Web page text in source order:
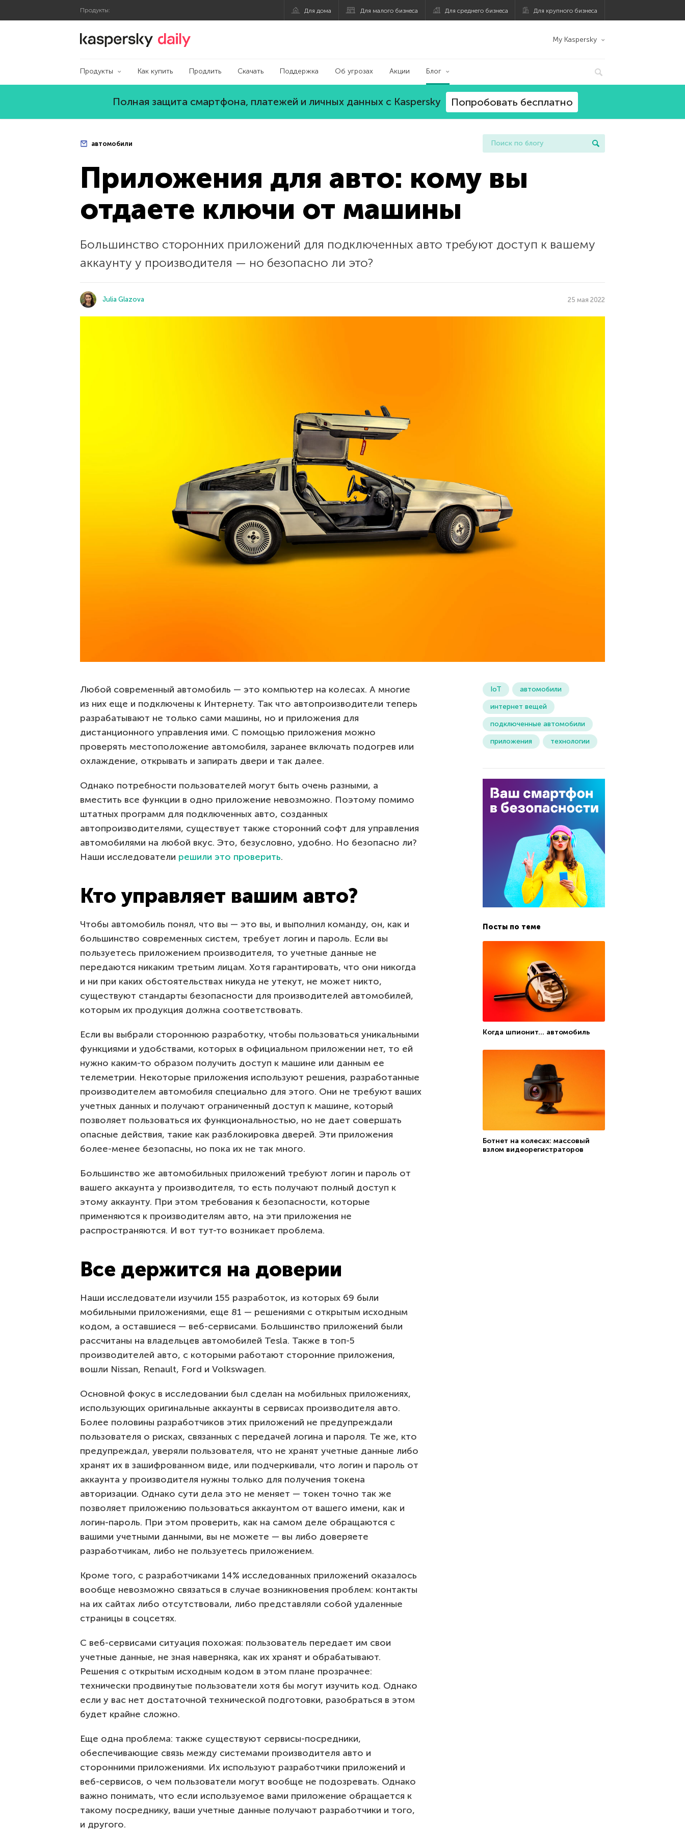
Продукты: Для дома Для малого бизнеса Для среднего бизнеса Для крупного бизнеса
Блог Касперского My Kaspersky
Продукты Как купить Продлить Скачать Поддержка Об угрозах Акции Блог
Полная защита смартфона, платежей и личных данных с Kaspersky Попробовать бесплатно
автомобили
Приложения для авто: кому вы
отдаете ключи от машины
Большинство сторонних приложений для подключенных авто требуют доступ к вашему
аккаунту у производителя — но безопасно ли это?
Julia Glazova 25 мая 2022
Любой современный автомобиль — это компьютер на колесах. А многие
из них еще и подключены к Интернету. Так что автопроизводители теперь
разрабатывают не только сами машины, но и приложения для
дистанционного управления ими. С помощью приложения можно
проверять местоположение автомобиля, заранее включать подогрев или
охлаждение, открывать и запирать двери и так далее.
Однако потребности пользователей могут быть очень разными, а
вместить все функции в одно приложение невозможно. Поэтому помимо
штатных программ для подключенных авто, созданных
автопроизводителями, существует также сторонний софт для управления
автомобилями на любой вкус. Это, безусловно, удобно. Но безопасно ли?
Наши исследователи решили это проверить.
Кто управляет вашим авто?
Чтобы автомобиль понял, что вы — это вы, и выполнил команду, он, как и
большинство современных систем, требует логин и пароль. Если вы
пользуетесь приложением производителя, то учетные данные не
передаются никаким третьим лицам. Хотя гарантировать, что они никогда
и ни при каких обстоятельствах никуда не утекут, не может никто,
существуют стандарты безопасности для производителей автомобилей,
которым их продукция должна соответствовать.
Если вы выбрали стороннюю разработку, чтобы пользоваться уникальными
функциями и удобствами, которых в официальном приложении нет, то ей
нужно каким-то образом получить доступ к машине или данным ее
телеметрии. Некоторые приложения используют решения, разработанные
производителем автомобиля специально для этого. Они не требуют ваших
учетных данных и получают ограниченный доступ к машине, который
позволяет пользоваться их функциональностью, но не дает совершать
опасные действия, такие как разблокировка дверей. Эти приложения
более-менее безопасны, но пока их не так много.
Большинство же автомобильных приложений требуют логин и пароль от
вашего аккаунта у производителя, то есть получают полный доступ к
этому аккаунту. При этом требования к безопасности, которые
применяются к производителям авто, на эти приложения не
распространяются. И вот тут-то возникает проблема.
Все держится на доверии
Наши исследователи изучили 155 разработок, из которых 69 были
мобильными приложениями, еще 81 — решениями с открытым исходным
кодом, а оставшиеся — веб-сервисами. Большинство приложений были
рассчитаны на владельцев автомобилей Tesla. Также в топ-5
производителей авто, с которыми работают сторонние приложения,
вошли Nissan, Renault, Ford и Volkswagen.
Основной фокус в исследовании был сделан на мобильных приложениях,
использующих оригинальные аккаунты в сервисах производителя авто.
Более половины разработчиков этих приложений не предупреждали
пользователя о рисках, связанных с передачей логина и пароля. Те же, кто
предупреждал, уверяли пользователя, что не хранят учетные данные либо
хранят их в зашифрованном виде, или подчеркивали, что логин и пароль от
аккаунта у производителя нужны только для получения токена
авторизации. Однако сути дела это не меняет — токен точно так же
позволяет приложению пользоваться аккаунтом от вашего имени, как и
логин-пароль. При этом проверить, как на самом деле обращаются с
вашими учетными данными, вы не можете — вы либо доверяете
разработчикам, либо не пользуетесь приложением.
Кроме того, с разработчиками 14% исследованных приложений оказалось
вообще невозможно связаться в случае возникновения проблем: контакты
на их сайтах либо отсутствовали, либо представляли собой удаленные
страницы в соцсетях.
С веб-сервисами ситуация похожая: пользователь передает им свои
учетные данные, не зная наверняка, как их хранят и обрабатывают.
Решения с открытым исходным кодом в этом плане прозрачнее:
технически продвинутые пользователи хотя бы могут изучить код. Однако
если у вас нет достаточной технической подготовки, разобраться в этом
будет крайне сложно.
Еще одна проблема: также существуют сервисы-посредники,
обеспечивающие связь между системами производителя авто и
сторонними приложениями. Их используют разработчики приложений и
веб-сервисов, о чем пользователи могут вообще не подозревать. Однако
важно понимать, что если используемое вами приложение обращается к
такому посреднику, ваши учетные данные получают разработчики и того,
и другого.
IoT
автомобили
интернет вещей
подключенные автомобили
приложения
технологии
Посты по теме
Когда шпионит… автомобиль
Ботнет на колесах: массовый
взлом видеорегистраторов